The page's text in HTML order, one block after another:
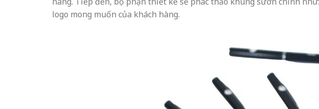
logo mong muốn của khách hàng.